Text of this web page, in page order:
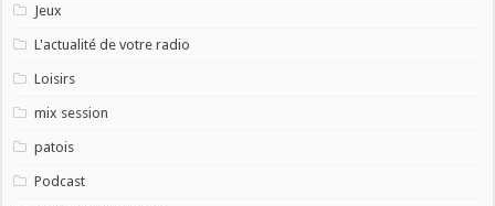
Jeux
L'actualité de votre radio
Loisirs
mix session
patois
Podcast